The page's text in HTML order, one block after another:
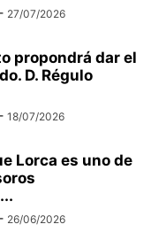
1931
CON ALCALDE
- 27/07/2026
propondrá dar el
D. Régulo
- 18/07/2026
Lorca es uno de
- 26/06/2026